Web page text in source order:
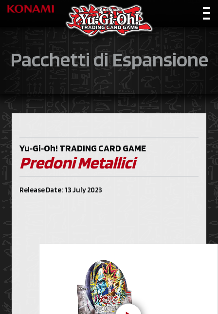
Pacchetti di Espansione
Yu‑Gi‑Oh! TRADING CARD GAME
Predoni Metallici
Release Date: 13 July 2023